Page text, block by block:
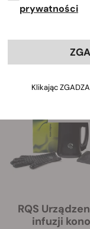
Pokaż informacje o
Kiedy
każdej
RQS
infuzji
prywatności
Klikając